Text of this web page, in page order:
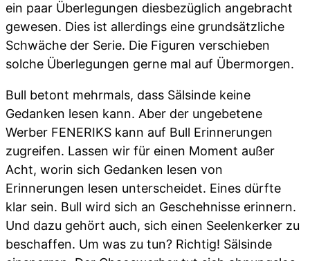
ein paar Überlegungen diesbezüglich angebracht
gewesen. Dies ist allerdings eine grundsätzliche
Schwäche der Serie. Die Figuren verschieben
solche Überlegungen gerne mal auf Übermorgen.
Bull betont mehrmals, dass Sälsinde keine
Gedanken lesen kann. Aber der ungebetene
Werber FENERIKS kann auf Bull Erinnerungen
zugreifen. Lassen wir für einen Moment außer
Acht, worin sich Gedanken lesen von
Erinnerungen lesen unterscheidet. Eines dürfte
klar sein. Bull wird sich an Geschehnisse erinnern.
Und dazu gehört auch, sich einen Seelenkerker zu
beschaffen. Um was zu tun? Richtig! Sälsinde